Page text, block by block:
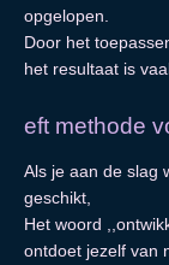
opgelopen.
Door het
het resultaat is
eft methode
Als je aan de slag
geschikt,
Het woord
ontdoet jezelf van